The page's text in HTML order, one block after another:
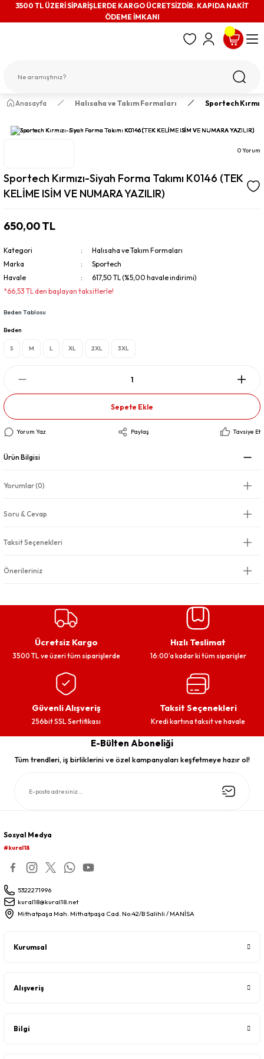
3500 TL ÜZERİ SİPARİŞLERDE KARGO ÜCRETSİZDİR. KAPIDA NAKİT
ÖDEME İMKANI
Anasayfa Halısaha ve Takım Formaları Sportech
0 Yorum
Sportech Kırmızı-Siyah Forma Takımı K0146 (TEK
KELİME ISİM VE NUMARA YAZILIR)
650,00 TL
Kategori
Halısaha ve Takım Formaları
Marka
Sportech
Havale
617,50 TL (%5,00 havale indirimi)
*66,53 TL den başlayan taksitlerle!
Beden Tablosu
Beden
S M L XL 2XL 3XL
Sepete Ekle
Yorum Yaz Paylaş Tavsiye Et
Ürün Bilgisi
Yorumlar (0)
Soru & Cevap
Taksit Seçenekleri
Önerileriniz
Ücretsiz Kargo
3500 TL ve üzeri tüm siparişlerde
Hızlı Teslimat
16:00’a kadar ki tüm siparişler
Güvenli Alışveriş
256bit SSL Sertifikası
Taksit Seçenekleri
Kredi kartına taksit ve havale
E-Bülten Aboneliği
Tüm trendleri, iş birliklerini ve özel kampanyaları keşfetmeye hazır ol!
Sosyal Medya
#kural18
5322271996
kural18@kural18.net
Mithatpaşa Mah. Mithatpaşa Cad. No:42/B Salihli / MANİSA
Kurumsal
Alışveriş
Bilgi